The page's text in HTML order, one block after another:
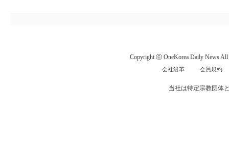
Copyright ⓒ OneKorea Daily News All
会社沿革 会員規約
当社は特定宗教団体